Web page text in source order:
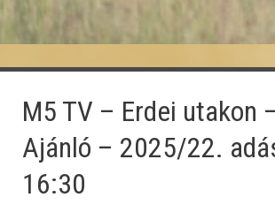
M5 TV – Erdei utakon
Ajánló – 2025/22.
16:30